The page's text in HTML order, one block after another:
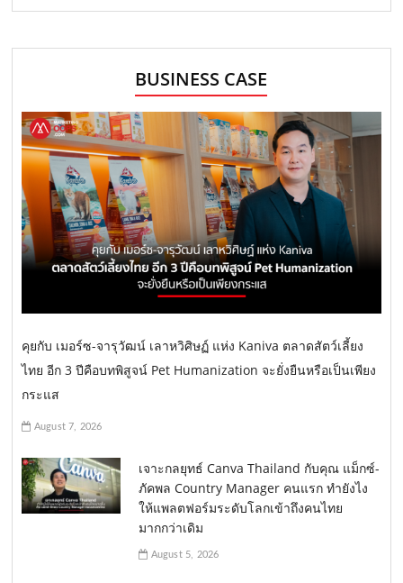
BUSINESS CASE
คุยกับ เมอร์ซ-จารุวัฒน์ เลาหวิศิษฏ์ แห่ง Kaniva ตลาดสัตว์เลี้ยง
ไทย อีก 3 ปีคือบทพิสูจน์ Pet Humanization จะยั่งยืนหรือเป็นเพียง
กระแส
August 7, 2026
เจาะกลยุทธ์ Canva Thailand กับคุณ แม็กซ์-
ภัคพล Country Manager คนแรก ทำยังไง
ให้แพลตฟอร์มระดับโลกเข้าถึงคนไทย
มากกว่าเดิม
August 5, 2026